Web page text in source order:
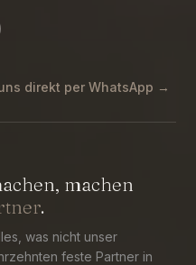
Stühle)
direkt per WhatsApp →
machen
.
was nicht unser
feste Partner in